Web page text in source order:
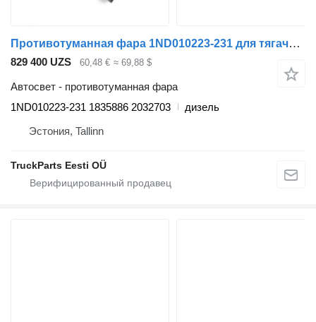
Противотуманная фара 1ND010223-231 для тягача DAF CF450, CF460 (2017-)
829 400 UZS 60,48 € ≈ 69,88 $
Автосвет - противотуманная фара
1ND010223-231 1835886 2032703
дизель
Эстония, Tallinn
TruckParts Eesti OÜ